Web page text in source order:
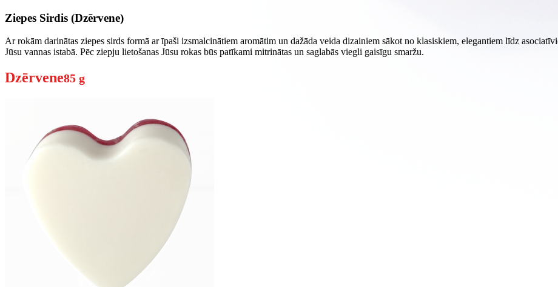
Ziepes Sirdis (Dzērvene)
Ar rokām darinātas ziepes sirds formā ar īpaši izsmalcinātiem aromātim un dažāda veida dizainiem sākot no klasiskiem, elegantiem līdz
Jūsu vannas istabā. Pēc ziepju lietošanas Jūsu rokas būs patīkami mitrinātas un saglabās viegli gaisīgu smaržu.
Dzērvene85 g